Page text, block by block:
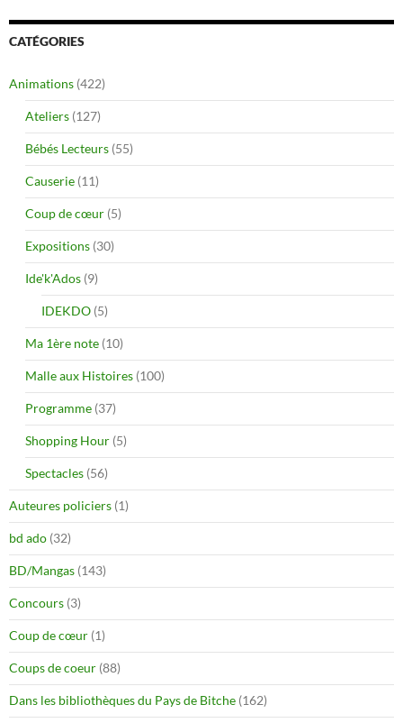
CATÉGORIES
Animations (422)
Ateliers (127)
Bébés Lecteurs (55)
Causerie (11)
Coup de cœur (5)
Expositions (30)
Ide'k'Ados (9)
IDEKDO (5)
Ma 1ère note (10)
Malle aux Histoires (100)
Programme (37)
Shopping Hour (5)
Spectacles (56)
Auteures policiers (1)
bd ado (32)
BD/Mangas (143)
Concours (3)
Coup de cœur (1)
Coups de coeur (88)
Dans les bibliothèques du Pays de Bitche (162)